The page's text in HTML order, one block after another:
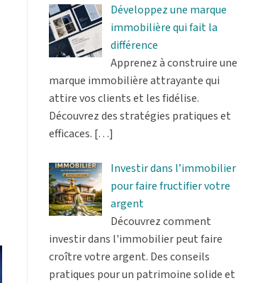
Développez une marque
immobilière qui fait la
différence
Apprenez à construire une
marque immobilière attrayante qui
attire vos clients et les fidélise.
Découvrez des stratégies pratiques et
efficaces. […]
Investir dans l’immobilier
pour faire fructifier votre
argent
Découvrez comment
investir dans l'immobilier peut faire
croître votre argent. Des conseils
pratiques pour un patrimoine solide et